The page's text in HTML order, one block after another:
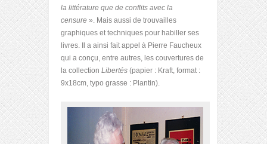
la littérature que de conflits avec la
censure ». Mais aussi de trouvailles
graphiques et techniques pour habiller ses
livres. Il a ainsi fait appel à Pierre Faucheux
qui a conçu, entre autres, les couvertures de
la collection Libertés (papier : Kraft, format :
9x18cm, typo grasse : Plantin).